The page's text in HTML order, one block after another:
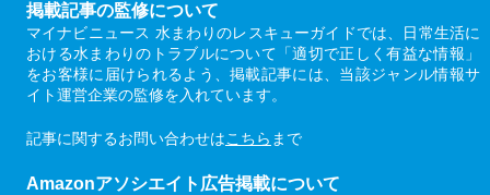
掲載記事の監修について
マイナビニュース 水まわりのレスキューガイドでは、日常生活に
おける水まわりのトラブルについて「適切で正しく有益な情報」
をお客様に届けられるよう、掲載記事には、当該ジャンル情報サ
イト運営企業の監修を入れています。
記事に関するお問い合わせはこちら まで
Amazonアソシエイト広告掲載について